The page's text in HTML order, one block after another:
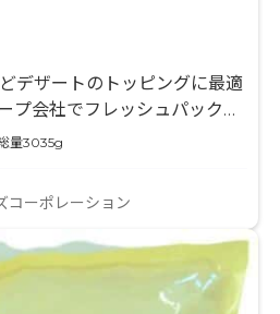
デザートのトッピングに最適
プ会社でフレッシュパックし
食感を楽しめます。
量3035g
コーポレーション